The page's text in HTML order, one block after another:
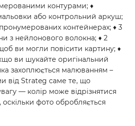
контурами; ♦
або контрольний аркуш;
контейнерах; ♦ 3
з нейлонового волокна; ♦ 2
ви могли повісити картину; ♦
ви шукайте оригінальний
захоплюється малюванням –
від Strateg саме те, що
— колір може відрізнятися
фото обробляється